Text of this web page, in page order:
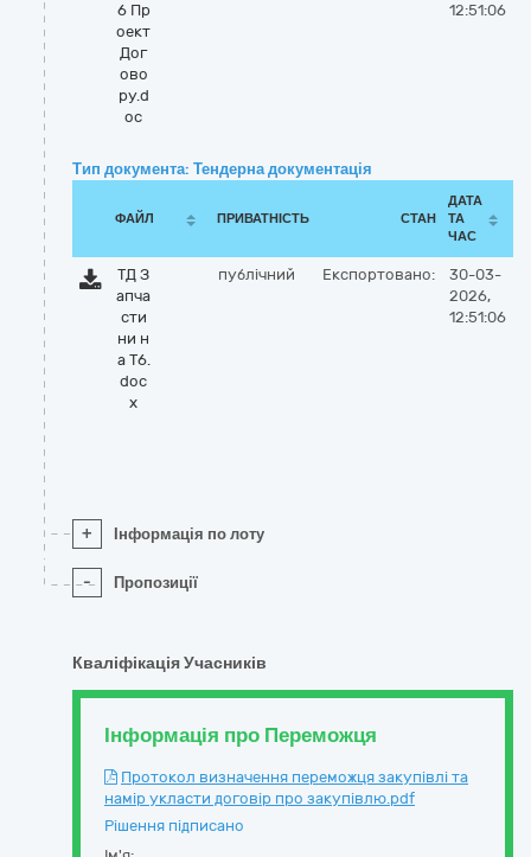
6 Пр
оект
Дог
ово
ру.d
oc
12:51:06
Тип документа: Тендерна документація
ФАЙЛ ПРИВАТНІСТЬ СТАН
ДАТА
ТА
ЧАС
ТД З
апча
сти
ни н
а Т6.
doc
x
публічний Експортовано:
30-03-
2026,
12:51:06
+ Інформація по лоту
- Пропозиції
Кваліфікація Учасників
Інформація про Переможця
Протокол визначення переможця закупівлі та
намір укласти договір про закупівлю.pdf
Рішення підписано